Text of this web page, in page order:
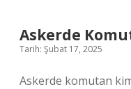
Askerde
Tarih: Şubat 17, 2025
Askerde komutan